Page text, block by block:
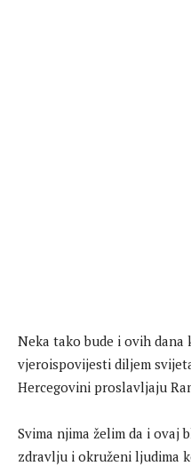
Neka tako bude i ovih dana
vjeroispovijesti diljem
Hercegovini proslavljaju
Svima njima želim da i ovaj
zdravlju i okruženi ljudima